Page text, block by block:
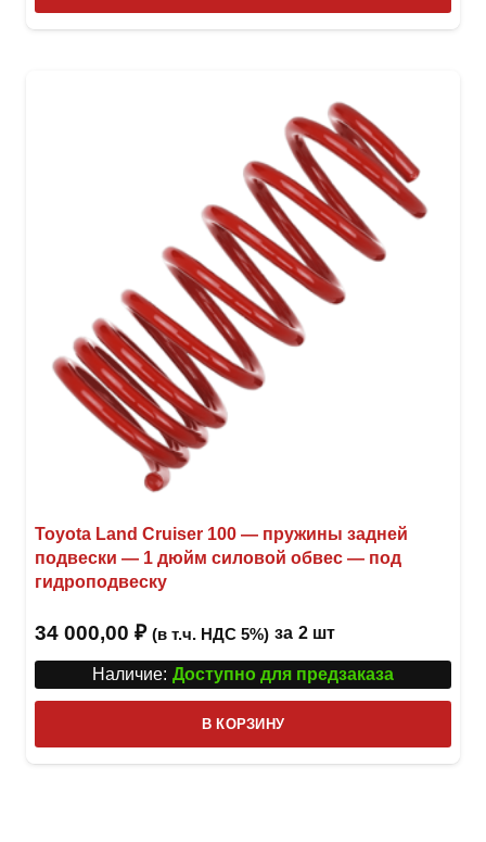
товар
Toyota Land Cruiser 100 — пружины задней
подвески — 1 дюйм силовой обвес — под
гидроподвеску
34 000,00 ₽ (в т.ч. НДС 5%) за 2 шт
Наличие: Доступно для предзаказа
В КОРЗИНУ